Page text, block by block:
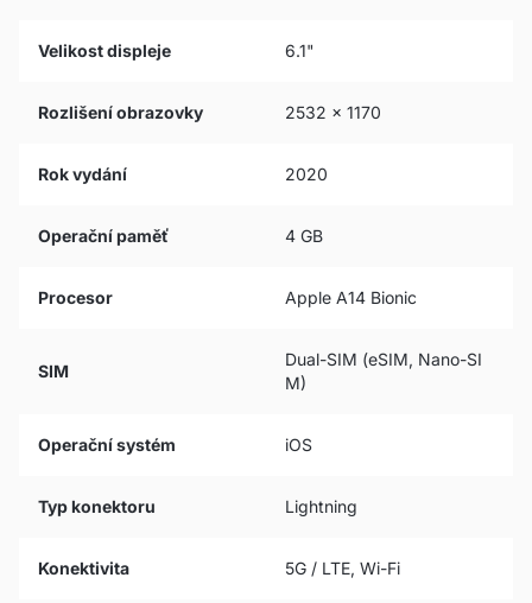
Velikost displeje 6.1"
Rozlišení obrazovky 2532 x 1170
Rok vydání 2020
Operační paměť 4 GB
Procesor Apple A14 Bionic
SIM
Dual-SIM (eSIM, Nano-SI
M)
Operační systém iOS
Typ konektoru Lightning
Konektivita 5G / LTE, Wi-Fi